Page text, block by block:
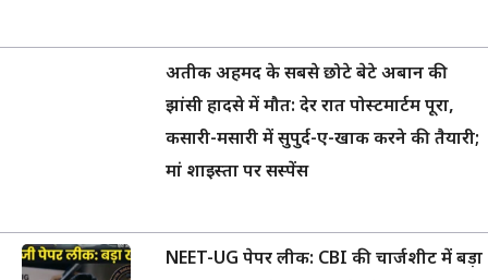
अतीक अहमद के सबसे छोटे बेटे अबान की
झांसी हादसे में मौत: देर रात पोस्टमार्टम पूरा,
कसारी-मसारी में सुपुर्द-ए-खाक करने की तैयारी;
मां शाइस्ता पर सस्पेंस
NEET-UG पेपर लीक: CBI की चार्जशीट में बड़ा